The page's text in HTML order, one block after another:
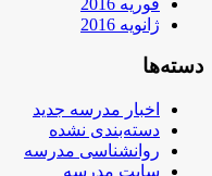
ژانویه 2016
دسته‌ها
اخبار مدرسه جدید
دسته‌بندی نشده
روانشناسی مدرسه
سایت مدرسه